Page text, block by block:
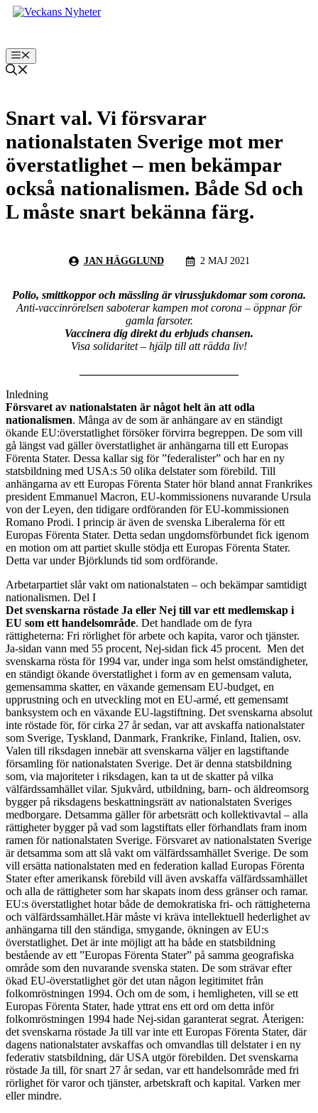
Hoppa
Meny
Snart val. Vi försvarar
nationalstaten Sverige mot mer
överstatlighet – men bekämpar
också nationalismen. Både Sd och
L måste snart bekänna färg.
JAN HÄGGLUND 2 MAJ 2021
Polio, smittkoppor och mässling är virussjukdomar som corona.
Anti-vaccinrörelsen saboterar kampen mot corona – öppnar för
gamla farsoter.
Vaccinera dig direkt du erbjuds chansen.
Visa solidaritet – hjälp till att rädda liv!
Inledning
Försvaret av nationalstaten är något helt än att odla
nationalismen. Många av de som är anhängare av en ständigt
ökande EU:överstatlighet försöker förvirra begreppen. De som vill
gå längst vad gäller överstatlighet är anhängarna till ett Europas
Förenta Stater. Dessa kallar sig för ”federalister” och har en ny
statsbildning med USA:s 50 olika delstater som förebild. Till
anhängarna av ett Europas Förenta Stater hör bland annat Frankrikes
president Emmanuel Macron, EU-kommissionens nuvarande Ursula
von der Leyen, den tidigare ordföranden för EU-kommissionen
Romano Prodi. I princip är även de svenska Liberalerna för ett
Europas Förenta Stater. Detta sedan ungdomsförbundet fick igenom
en motion om att partiet skulle stödja ett Europas Förenta Stater.
Detta var under Björklunds tid som ordförande.
Arbetarpartiet slår vakt om nationalstaten – och bekämpar samtidigt
nationalismen. Del I
Det svenskarna röstade Ja eller Nej till var ett medlemskap i
EU som ett handelsområde. Det handlade om de fyra
rättigheterna: Fri rörlighet för arbete och kapita, varor och tjänster.
Ja-sidan vann med 55 procent, Nej-sidan fick 45 procent. Men det
svenskarna rösta för 1994 var, under inga som helst omständigheter,
en ständigt ökande överstatlighet i form av en gemensam valuta,
gemensamma skatter, en växande gemensam EU-budget, en
upprustning och en utveckling mot en EU-armé, ett gemensamt
banksystem och en växande EU-lagstiftning. Det svenskarna absolut
inte röstade för, för cirka 27 år sedan, var att avskaffa nationalstater
som Sverige, Tyskland, Danmark, Frankrike, Finland, Italien, osv.
Valen till riksdagen innebär att svenskarna väljer en lagstiftande
församling för nationalstaten Sverige. Det är denna statsbildning
som, via majoriteter i riksdagen, kan ta ut de skatter på vilka
välfärdssamhället vilar. Sjukvård, utbildning, barn- och äldreomsorg
bygger på riksdagens beskattningsrätt av nationalstaten Sveriges
medborgare. Detsamma gäller för arbetsrätt och kollektivavtal – alla
rättigheter bygger på vad som lagstiftats eller förhandlats fram inom
ramen för nationalstaten Sverige. Försvaret av nationalstaten Sverige
är detsamma som att slå vakt om välfärdssamhället Sverige. De som
vill ersätta nationalstaten med en federation kallad Europas Förenta
Stater efter amerikansk förebild vill även avskaffa välfärdssamhället
och alla de rättigheter som har skapats inom dess gränser och ramar.
EU:s överstatlighet hotar både de demokratiska fri- och rättigheterna
och välfärdssamhället.Här måste vi kräva intellektuell hederlighet av
anhängarna till den ständiga, smygande, ökningen av EU:s
överstatlighet. Det är inte möjligt att ha både en statsbildning
bestående av ett ”Europas Förenta Stater” på samma geografiska
område som den nuvarande svenska staten. De som strävar efter
ökad EU-överstatlighet gör det utan någon legitimitet från
folkomröstningen 1994. Och om de som, i hemligheten, vill se ett
Europas Förenta Stater, hade yttrat ens ett ord om detta inför
folkomröstningen 1994 hade Nej-sidan garanterat segrat. Återigen:
det svenskarna röstade Ja till var inte ett Europas Förenta Stater, där
dagens nationalstater avskaffas och omvandlas till delstater i en ny
federativ statsbildning, där USA utgör förebilden. Det svenskarna
röstade Ja till, för snart 27 år sedan, var ett handelsområde med fri
rörlighet för varor och tjänster, arbetskraft och kapital. Varken mer
eller mindre.